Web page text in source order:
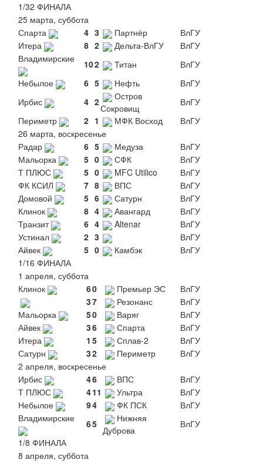
1/32 ФИНАЛА
25 марта, суббота
Спарта
4 3 Партнёр
ВлГУ
Итера
8 2 Дельта-ВлГУ
ВлГУ
Владимирские
102 Титан
ВлГУ
Небылое
6 5 Нефть
ВлГУ
Ирбис
4 2
Остров
Сокровищ
ВлГУ
Периметр
2 1 МФК Восход
ВлГУ
26 марта, воскресенье
Радар
6 5 Медуза
ВлГУ
Мальорка
5 0 СФК
ВлГУ
Т ПЛЮС
5 0 MFC Utilico
ВлГУ
ФК КСИЛ
7 8 ВПС
ВлГУ
Домовой
5 6 Сатурн
ВлГУ
Клинок
8 4 Авангард
ВлГУ
Транзит
6 4 Altenar
ВлГУ
Устинал
2 3
ВлГУ
Айвек
5 0 Камбэк
ВлГУ
1/16 ФИНАЛА
1 апреля, суббота
Клинок
60 Премьер ЭС
ВлГУ
37 Резонанс
ВлГУ
Мальорка
50 Варяг
ВлГУ
Айвек
36 Спарта
ВлГУ
Итера
1 5 Сплав-2
ВлГУ
Сатурн
32 Периметр
ВлГУ
2 апреля, воскресенье
Ирбис
46 ВПС
ВлГУ
Т ПЛЮС
411 Ультра
ВлГУ
Небылое
94 ФК ПСК
ВлГУ
Владимирские
65
Нижняя
Дуброва
ВлГУ
1/8 ФИНАЛА
8 апреля, суббота